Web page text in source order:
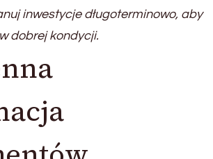
inwestycje długoterminowo, aby
dobrej kondycji.